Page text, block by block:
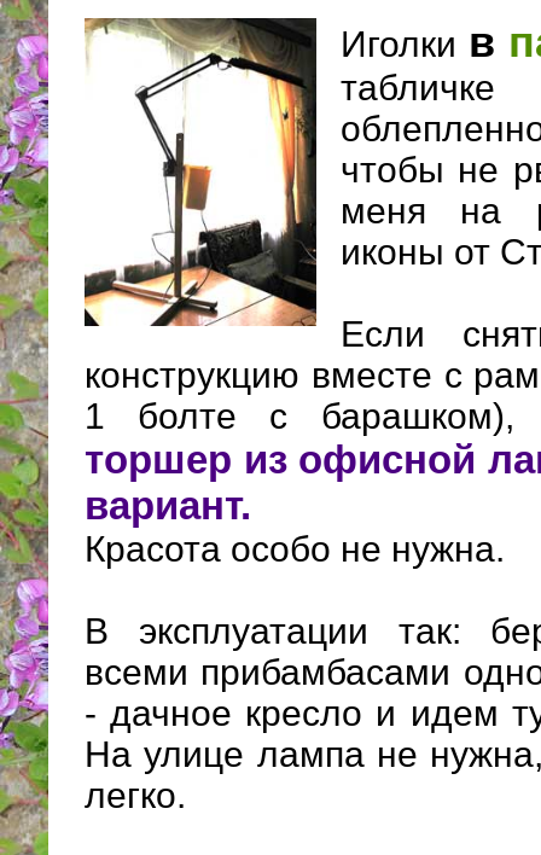
Иголки в
чтобы не
меня на
иконы от
Если
конструкцию вместе с
1 болте с барашком),
торшер из офисной
вариант.
Красота особо не нужна.
В эксплуатации так:
всеми прибамбасами
- дачное кресло и идем
На улице лампа не
легко.